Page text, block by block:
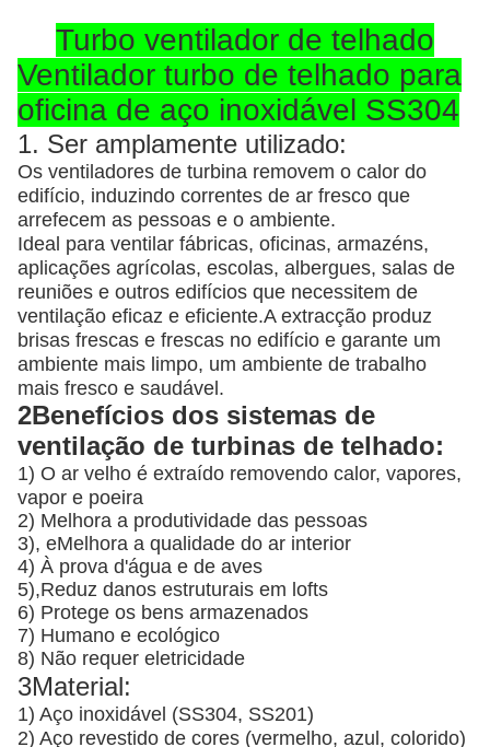
Turbo ventilador de telhado
Ventilador turbo de telhado para
oficina de aço inoxidável SS304
1. Ser amplamente utilizado:
Os ventiladores de turbina removem o calor do
edifício, induzindo correntes de ar fresco que
arrefecem as pessoas e o ambiente.
Ideal para ventilar fábricas, oficinas, armazéns,
aplicações agrícolas, escolas, albergues, salas de
reuniões e outros edifícios que necessitem de
ventilação eficaz e eficiente.A extracção produz
brisas frescas e frescas no edifício e garante um
ambiente mais limpo, um ambiente de trabalho
mais fresco e saudável.
2Benefícios dos sistemas de
ventilação de turbinas de telhado:
1) O ar velho é extraído removendo calor, vapores,
vapor e poeira
2) Melhora a produtividade das pessoas
3), eMelhora a qualidade do ar interior
4) À prova d'água e de aves
5),Reduz danos estruturais em lofts
6) Protege os bens armazenados
7) Humano e ecológico
8) Não requer eletricidade
3Material:
1) Aço inoxidável (SS304, SS201)
2) Aço revestido de cores (vermelho, azul, colorido)